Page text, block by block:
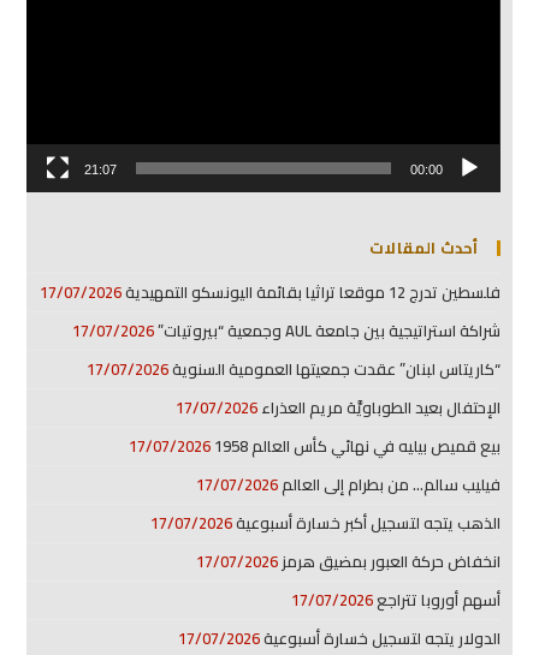
00:00
21:07
أحدث المقالات
فلسطين تدرج 12 موقعا تراثيا بقائمة اليونسكو التمهيدية
17/07/2026
شراكة استراتيجية بين جامعة AUL وجمعية “بيروتيات”
17/07/2026
“كاريتاس لبنان” عقدت جمعيتها العمومية السنوية17/07/2026
الإحتفال بعيد الطوباويَّة مريم العذراء17/07/2026
بيع قميص بيليه في نهائي كأس العالم 1958
17/07/2026
فيليب سالم… من بطرام إلى العالم17/07/2026
الذهب يتجه لتسجيل أكبر خسارة أسبوعية17/07/2026
انخفاض حركة العبور بمضيق هرمز17/07/2026
أسهم أوروبا تتراجع17/07/2026
الدولار يتجه لتسجيل خسارة أسبوعية17/07/2026